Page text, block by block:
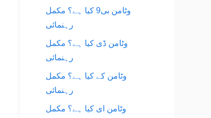
وٹامن بی9 کیا ہے؟ مکمل
رہنمائی
وٹامن ڈی کیا ہے؟ مکمل
رہنمائی
وٹامن کے کیا ہے؟ مکمل
رہنمائی
وٹامن ای کیا ہے؟ مکمل